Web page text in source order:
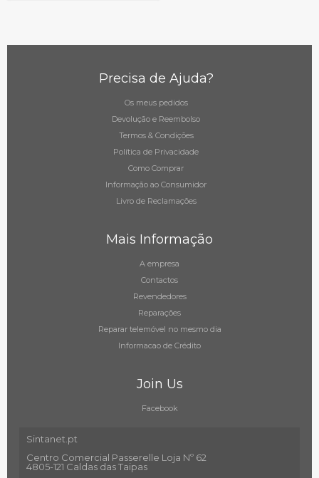
Precisa de Ajuda?
Os meus pedidos
Devolução e Reembolso
Termos & Condições
Política de Privacidade
Como Comprar
Informação ao Consumidor
Livro de Reclamações
Mais Informação
A empresa
Contactos
Revendedores
Reparações
Reparar telemóvel no mesmo dia
Informacao de Crédito
Join Us
Facebook
Sintanet.pt
Centro Comercial Passerelle Loja Nº 62
4805-121 Caldas das Taipas